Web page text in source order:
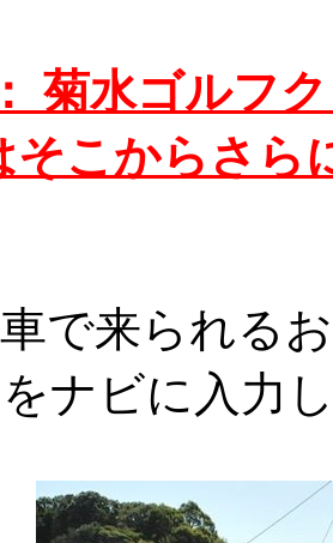
菊水ゴルフ
そこからさら
で来られる
をナビに入力